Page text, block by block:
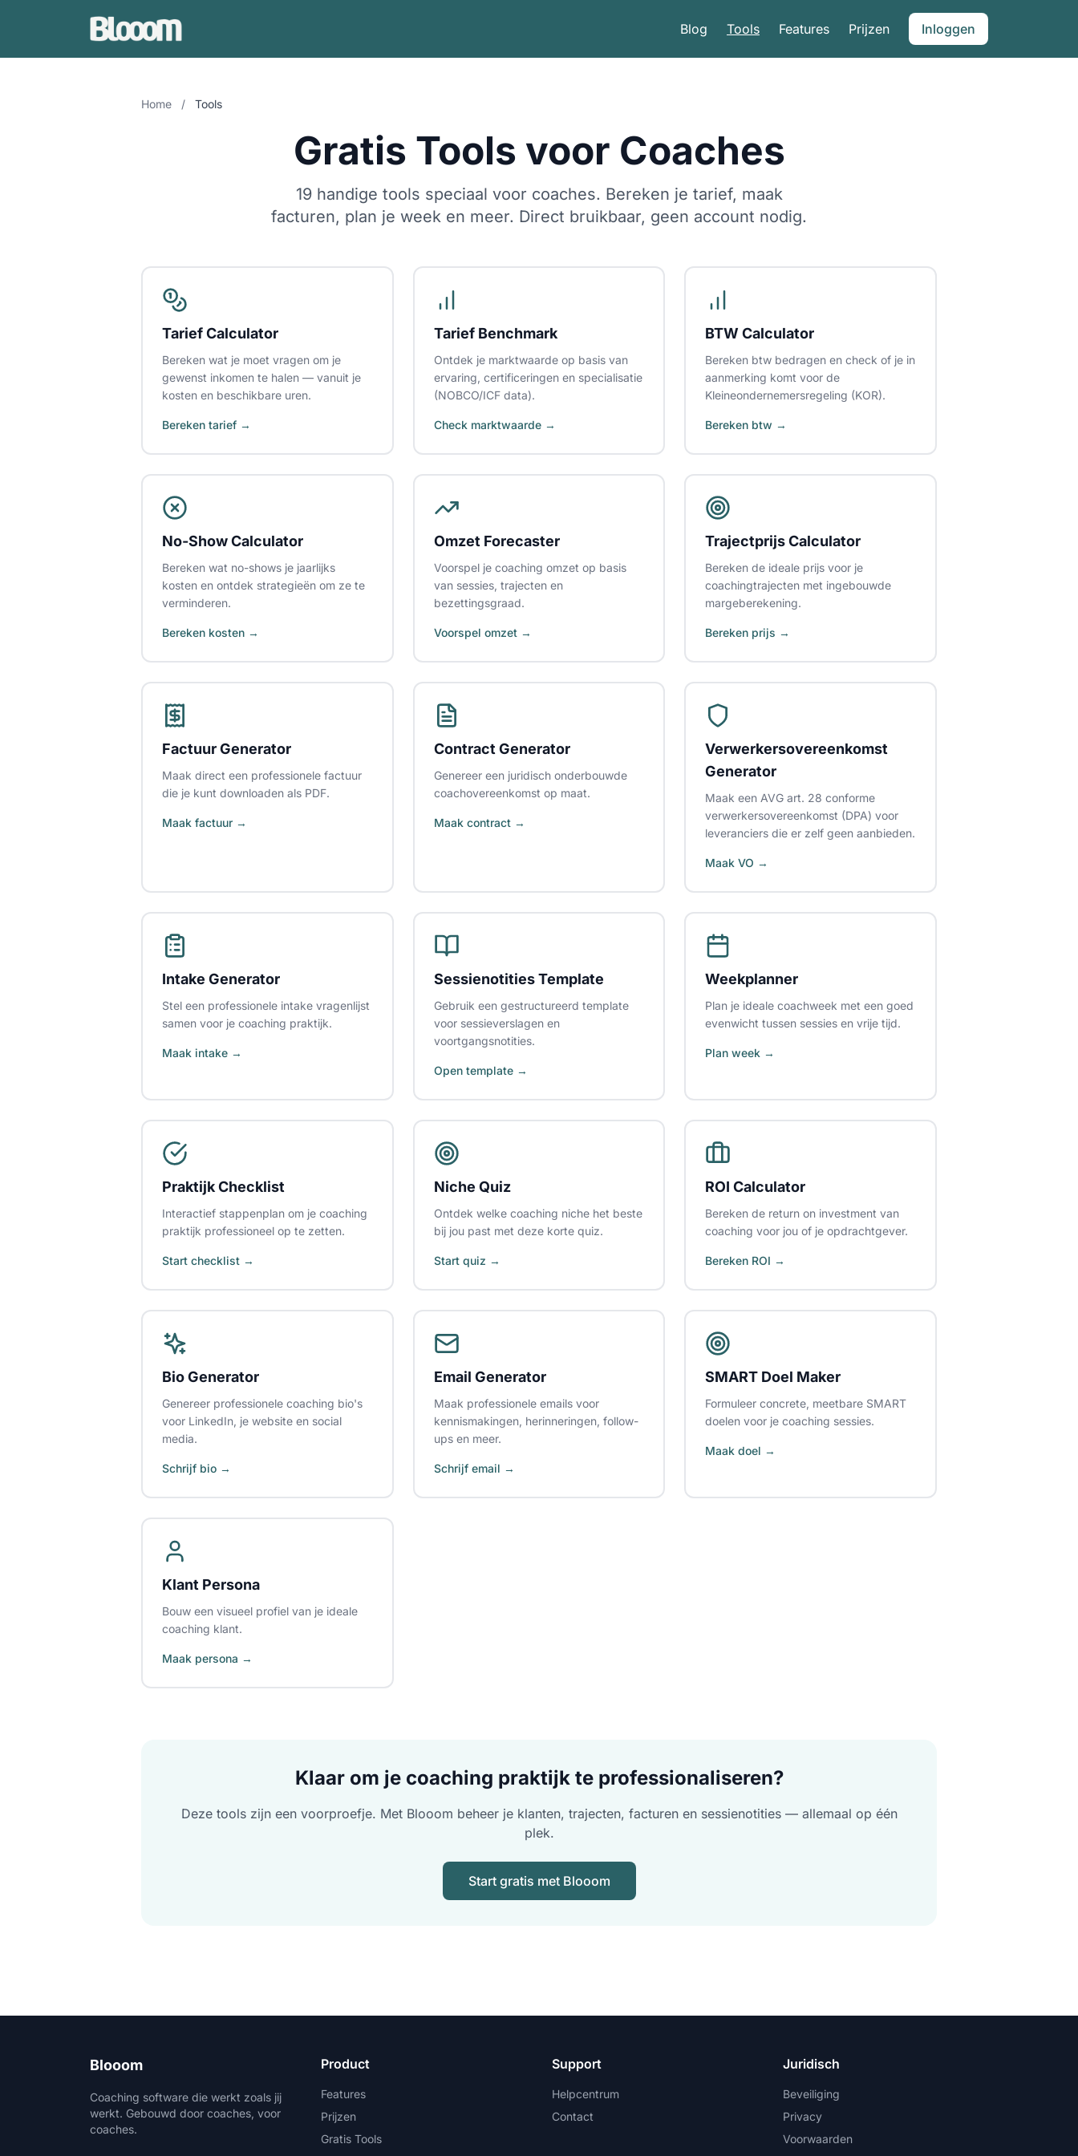
Blog Tools Features Prijzen Inloggen
Home / Tools
Gratis Tools voor Coaches
19 handige tools speciaal voor coaches. Bereken je tarief, maak
facturen, plan je week en meer. Direct bruikbaar, geen account nodig.
Tarief Calculator
Bereken wat je moet vragen om je
gewenst inkomen te halen — vanuit je
kosten en beschikbare uren.
Bereken tarief →
Tarief Benchmark
Ontdek je marktwaarde op basis van
ervaring, certificeringen en specialisatie
(NOBCO/ICF data).
Check marktwaarde →
BTW Calculator
Bereken btw bedragen en check of je in
aanmerking komt voor de
Kleineondernemersregeling (KOR).
Bereken btw →
No-Show Calculator
Bereken wat no-shows je jaarlijks
kosten en ontdek strategieën om ze te
verminderen.
Bereken kosten →
Omzet Forecaster
Voorspel je coaching omzet op basis
van sessies, trajecten en
bezettingsgraad.
Voorspel omzet →
Trajectprijs Calculator
Bereken de ideale prijs voor je
coachingtrajecten met ingebouwde
margeberekening.
Bereken prijs →
Factuur Generator
Maak direct een professionele factuur
die je kunt downloaden als PDF.
Maak factuur →
Contract Generator
Genereer een juridisch onderbouwde
coachovereenkomst op maat.
Maak contract →
Verwerkersovereenkomst
Generator
Maak een AVG art. 28 conforme
verwerkersovereenkomst (DPA) voor
leveranciers die er zelf geen aanbieden.
Maak VO →
Intake Generator
Stel een professionele intake vragenlijst
samen voor je coaching praktijk.
Maak intake →
Sessienotities Template
Gebruik een gestructureerd template
voor sessieverslagen en
voortgangsnotities.
Open template →
Weekplanner
Plan je ideale coachweek met een goed
evenwicht tussen sessies en vrije tijd.
Plan week →
Praktijk Checklist
Interactief stappenplan om je coaching
praktijk professioneel op te zetten.
Start checklist →
Niche Quiz
Ontdek welke coaching niche het beste
bij jou past met deze korte quiz.
Start quiz →
ROI Calculator
Bereken de return on investment van
coaching voor jou of je opdrachtgever.
Bereken ROI →
Bio Generator
Genereer professionele coaching bio's
voor LinkedIn, je website en social
media.
Schrijf bio →
Email Generator
Maak professionele emails voor
kennismakingen, herinneringen, follow-
ups en meer.
Schrijf email →
SMART Doel Maker
Formuleer concrete, meetbare SMART
doelen voor je coaching sessies.
Maak doel →
Klant Persona
Bouw een visueel profiel van je ideale
coaching klant.
Maak persona →
Klaar om je coaching praktijk te professionaliseren?
Deze tools zijn een voorproefje. Met Blooom beheer je klanten, trajecten, facturen en sessienotities — allemaal op één
plek.
Start gratis met Blooom
Blooom
Coaching software die werkt zoals jij
werkt. Gebouwd door coaches, voor
coaches.
Product
Features
Prijzen
Gratis Tools
Support
Helpcentrum
Contact
Juridisch
Beveiliging
Privacy
Voorwaarden